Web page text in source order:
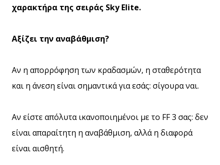
χαρακτήρα της σειράς Sky Elite.
Αξίζει την αναβάθμιση?
Αν η απορρόφηση των κραδασμών, η σταθερότητα
και η άνεση είναι σημαντικά για εσάς: σίγουρα ναι.
Αν είστε απόλυτα ικανοποιημένοι με το FF 3 σας: δεν
είναι απαραίτητη η αναβάθμιση, αλλά η διαφορά
είναι αισθητή.